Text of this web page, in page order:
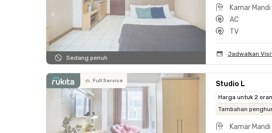
Sedang penuh
Kamar
AC
TV
Jadwalkan
Full Service Studio L
Harga untuk 2
Tambahan
Kamar